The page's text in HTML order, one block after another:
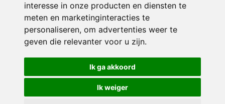
interesse in onze producten en diensten te
meten en marketinginteracties te
personaliseren, om advertenties weer te
geven die relevanter voor u zijn.
Ik ga akkoord
Ik weiger
© 2026 Sint Bernardus | Alle rechten voorbehouden
Privacy policy|Disclaimer| Klachtenregeling|RSIN en Anbi
voorkeuren
Crealisatie The MindOffice